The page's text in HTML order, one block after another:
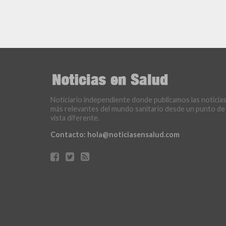
Noticiario independiente donde publicamos las noticias
más relevantes del mundo sanitario desde un punto de
vista diferente.
Contacto: hola@noticiasensalud.com